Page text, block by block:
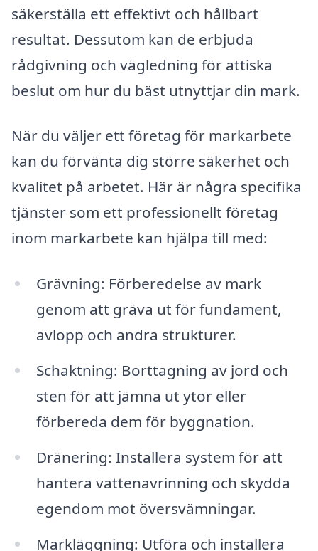
säkerställa ett effektivt och hållbart
resultat. Dessutom kan de erbjuda
rådgivning och vägledning för attiska
beslut om hur du bäst utnyttjar din mark.
När du väljer ett företag för markarbete
kan du förvänta dig större säkerhet och
kvalitet på arbetet. Här är några specifika
tjänster som ett professionellt företag
inom markarbete kan hjälpa till med:
Grävning: Förberedelse av mark
genom att gräva ut för fundament,
avlopp och andra strukturer.
Schaktning: Borttagning av jord och
sten för att jämna ut ytor eller
förbereda dem för byggnation.
Dränering: Installera system för att
hantera vattenavrinning och skydda
egendom mot översvämningar.
Markläggning: Utföra och installera